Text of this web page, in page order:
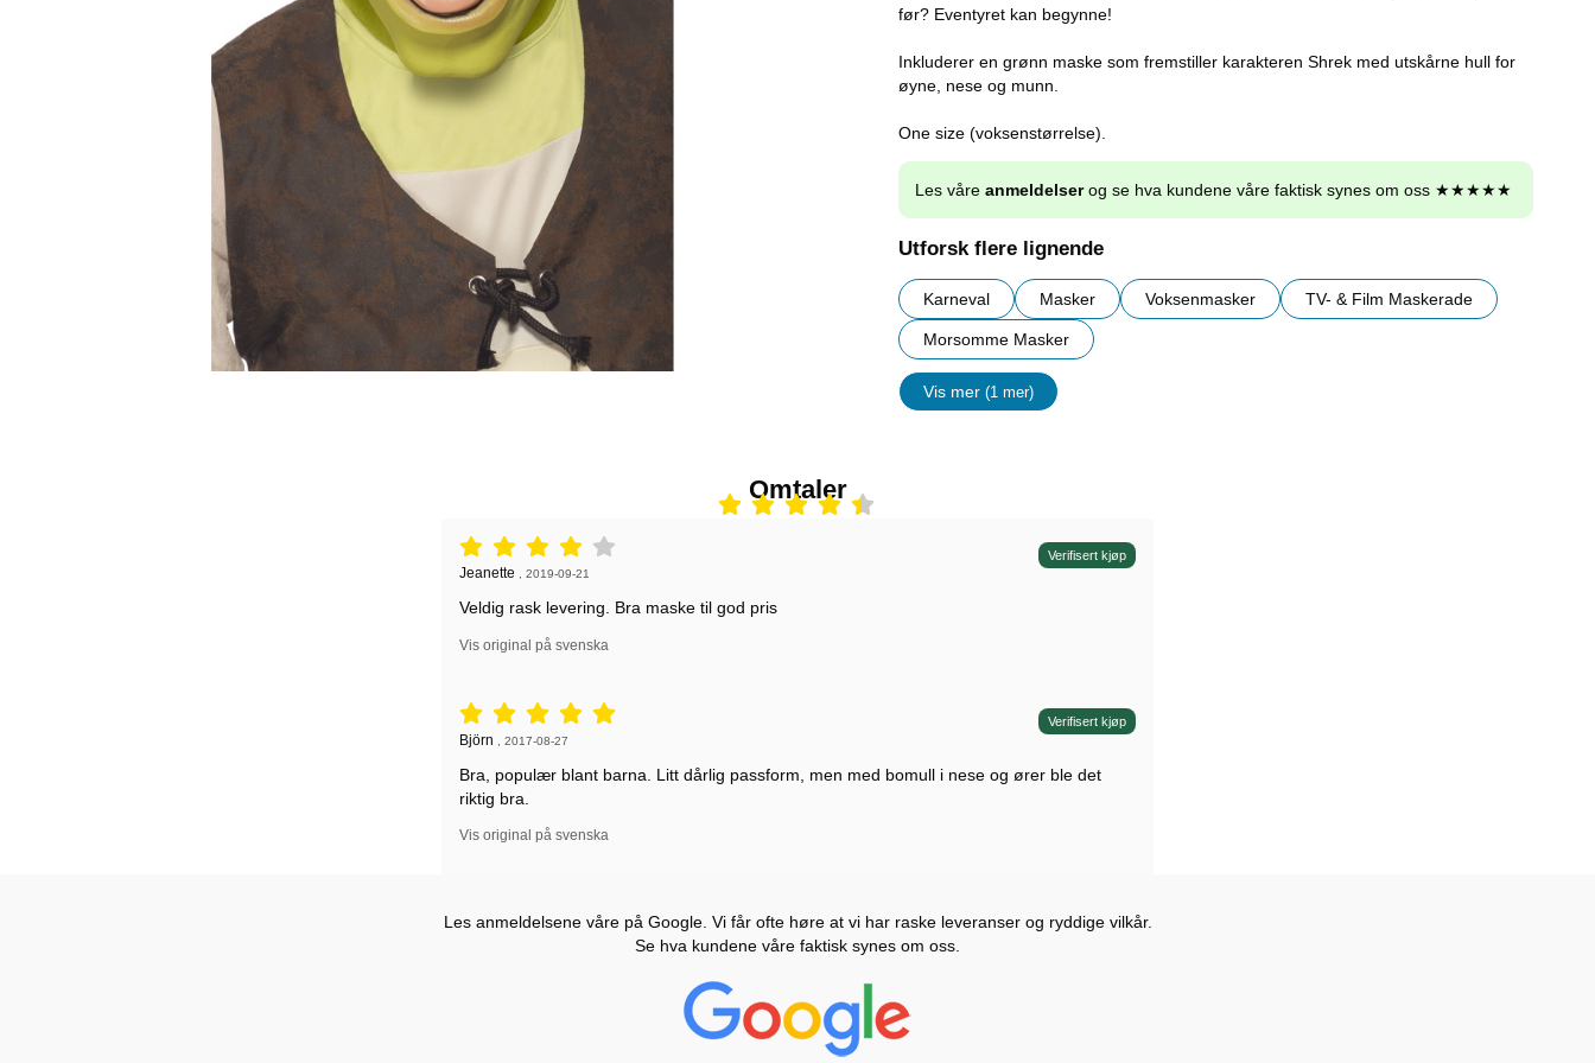
før? Eventyret kan begynne!
Inkluderer en grønn maske som fremstiller karakteren Shrek med utskårne hull for
øyne, nese og munn.
One size (voksenstørrelse).
Les våre anmeldelserog se hva kundene våre faktisk synes om oss ★★★★★
Utforsk flere lignende
Karneval Masker Voksenmasker TV- & Film Maskerade
Morsomme Masker
Vis mer (1 mer)
egenskaper
Omtaler
Vurdering: 4 stjerne av 5,
Verifisert kjøp
Anmeldelse av:
Jeanette , 2019-09-21
Veldig rask levering. Bra maske til god pris
Vis original på svenska
Vurdering: 5 stjerne av 5,
Verifisert kjøp
Anmeldelse av:
Björn 2017-08-27
Bra, populær blant barna. Litt dårlig passform, men med bomull i nese og ører ble det
riktig bra.
Vis original på svenska
Les anmeldelsene våre på Google. Vi får ofte høre at vi har raske leveranser og ryddige vilkår.
Se hva kundene våre faktisk synes om oss.
Prisjakt Vurdering: 4.6 Stjerne